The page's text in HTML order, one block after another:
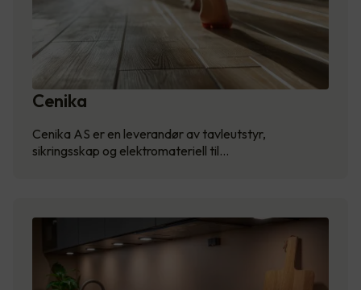
Cenika
Cenika AS er en leverandør av tavleutstyr,
sikringsskap og elektromateriell til…